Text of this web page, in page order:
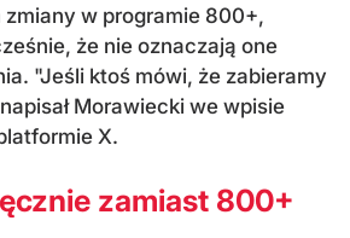
zmiany w programie 800+,
że nie oznaczają one
"Jeśli ktoś mówi, że zabieramy
Morawiecki we wpisie
X.
zamiast 800+